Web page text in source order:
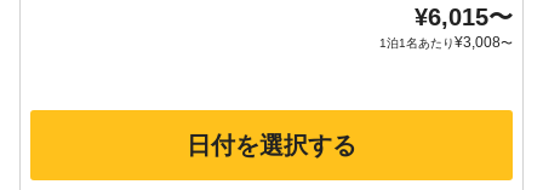
¥6,015〜
1泊1名あたり¥3,008〜
日付を選択する